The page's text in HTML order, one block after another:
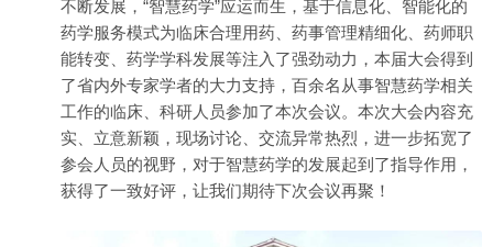
不断发展，“智慧药学”应运而生，基于信息化、智能化的
药学服务模式为临床合理用药、药事管理精细化、药师职
能转变、药学学科发展等注入了强劲动力，本届大会得到
了省内外专家学者的大力支持，百余名从事智慧药学相关
工作的临床、科研人员参加了本次会议。本次大会内容充
实、立意新颖，现场讨论、交流异常热烈，进一步拓宽了
参会人员的视野，对于智慧药学的发展起到了指导作用，
获得了一致好评，让我们期待下次会议再聚！